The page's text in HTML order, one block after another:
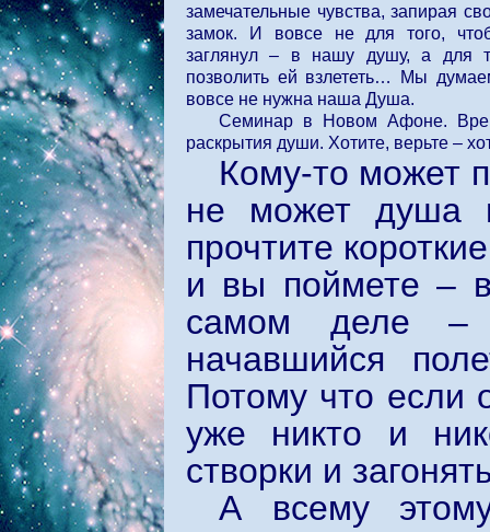
замечательные чувства, запирая
замок. И вовсе не для того,
заглянул – в нашу душу, а для
позволить ей взлететь… Мы
вовсе не нужна наша Душа.
Семинар в Новом Афоне.
раскрытия души. Хотите, верьте –
Кому-то может
не может душа
прочтите
и вы поймете –
самом деле –
начавшийся
Потому что если
уже никто и
створки и
А всему